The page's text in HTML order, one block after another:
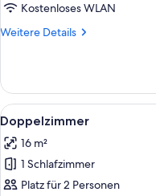
Kostenloses WLAN
Weitere Details
Weitere
Alle
Fotos
für
Doppelzimmer
anzeigen
3
Doppelzimmer
16 m²
1 Schlafzimmer
Platz für 2 Personen